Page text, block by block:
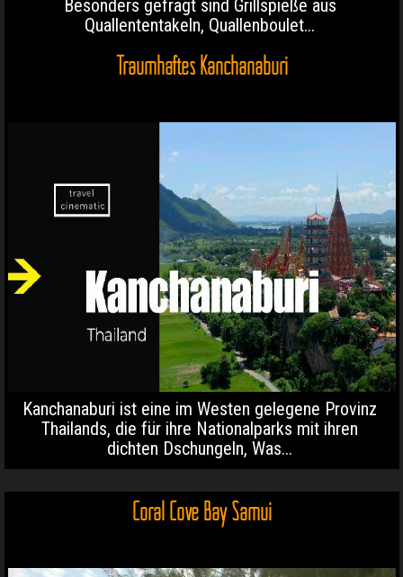
Besonders gefragt sind Grillspieße aus
Quallententakeln, Quallenboulet...
Traumhaftes Kanchanaburi
Kanchanaburi ist eine im Westen gelegene Provinz
Thailands, die für ihre Nationalparks mit ihren
dichten Dschungeln, Was...
Coral Cove Bay Samui